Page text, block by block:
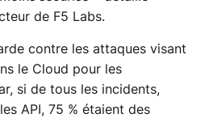
de F5 Labs.
contre les attaques visant
le Cloud pour les
si de tous les incidents,
API, 75 % étaient des